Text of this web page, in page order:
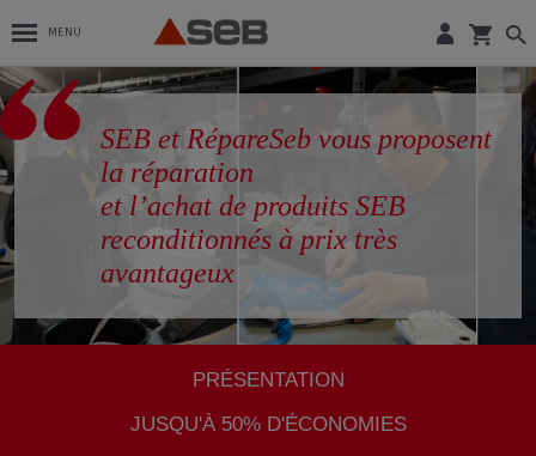
MENU
SEB et RépareSeb vous proposent
la réparation
et l’achat de produits SEB
reconditionnés à prix très
avantageux
PRÉSENTATION
JUSQU'À 50% D'ÉCONOMIES